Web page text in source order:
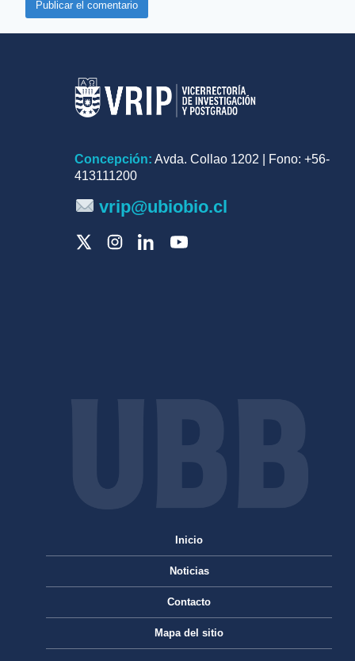
Concepción: Avda. Collao 1202 | Fono: +56-
413111200
vrip@ubiobio.cl
Inicio
Noticias
Contacto
Mapa del sitio